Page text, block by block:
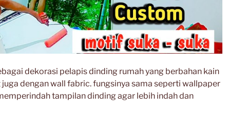
dekorasi pelapis dinding rumah yang berbahan kain
dengan wall fabric. fungsinya sama seperti wallpaper
tampilan dinding agar lebih indah dan